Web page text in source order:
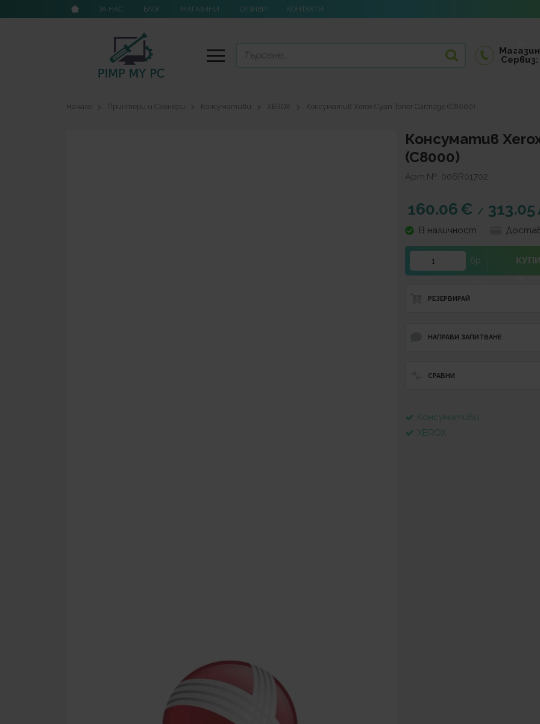
ЗА НАС БЛОГ МАГАЗИНИ ОТЗИВИ КОНТАКТИ
Начало Принтери и Скенери Консумативи XEROX Консуматив Xerox Cyan Toner Cartridge (C8000)
Консуматив
(C8000)
Арт.№: 006R01702
160.06€ / 313.05
В наличност
бр. КУПИ
РЕЗЕРВИРАЙ
НАПРАВИ ЗАПИТВАНЕ
СРАВНИ
Консумативи
XEROX